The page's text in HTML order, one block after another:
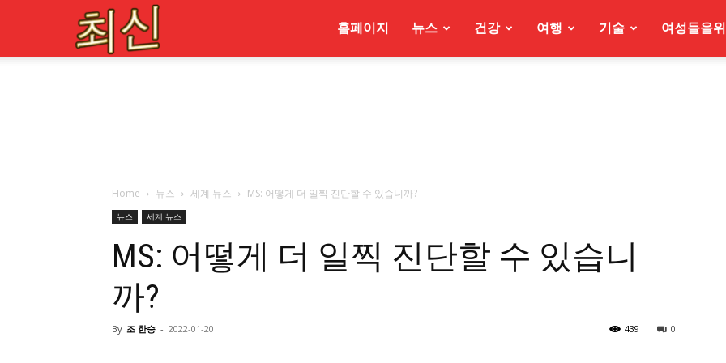
홈페이지 뉴스 건강 여행 기술 여성들을
Home 뉴스 세계 뉴스 MS: 어떻게 더 일찍 진단할 수 있습니까?
뉴스 세계 뉴스
MS: 어떻게 더 일찍 진단할 수 있습니
까?
By 조 한승 - 2022-01-20 0
439